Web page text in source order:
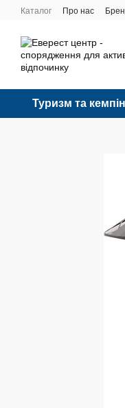
Перейти до основного
Каталог Про нас
Туризм та